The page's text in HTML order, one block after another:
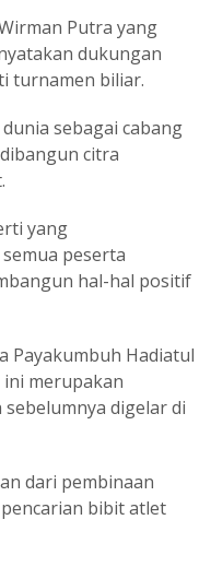
Putra yang
dukungan
turnamen biliar.
sebagai cabang
citra
yang
peserta
hal-hal positif
Payakumbuh Hadiatul
merupakan
digelar di
dari pembinaan
bibit atlet